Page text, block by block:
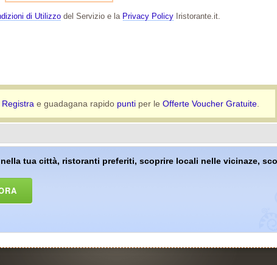
di Utilizzodel Servizio e la Privacy PolicyIristorante.it.
Registra e guadagana rapido puntiper le Offerte Voucher Gratuite.
tua città, ristoranti preferiti, scoprire locali nelle vicinaze,